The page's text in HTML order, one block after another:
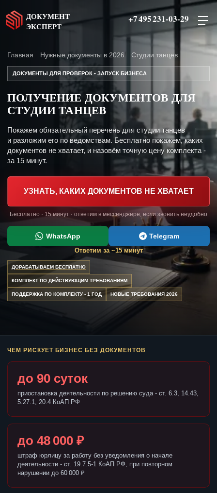
ДОКУМЕНТ
ЭКСПЕРТ
+7 495 231-03-29
Главная Нужные документы в 2026 Студии танцев
ДОКУМЕНТЫ ДЛЯ ПРОВЕРОК • ЗАПУСК БИЗНЕСА
ПОЛУЧЕНИЕ ДОКУМЕНТОВ ДЛЯ
СТУДИИ ТАНЦЕВ
Покажем обязательный перечень для студии танцев
и разложим его по ведомствам. Бесплатно покажем, каких
документов не хватает, и назовём точную цену комплекта -
за 15 минут.
УЗНАТЬ, КАКИХ ДОКУМЕНТОВ НЕ ХВАТАЕТ
Бесплатно · 15 минут · ответим в мессенджере, если звонить неудобно
WhatsApp Telegram
Ответим за ~15 минут
ДОРАБАТЫВАЕМ БЕСПЛАТНО
КОМПЛЕКТ ПО ДЕЙСТВУЮЩИМ ТРЕБОВАНИЯМ
ПОДДЕРЖКА ПО КОМПЛЕКТУ - 1 ГОД НОВЫЕ ТРЕБОВАНИЯ 2026
ЧЕМ РИСКУЕТ БИЗНЕС БЕЗ ДОКУМЕНТОВ
до 90 суток
приостановка деятельности по решению суда - ст. 6.3, 14.43,
5.27.1, 20.4 КоАП РФ
до 48 000 ₽
штраф юрлицу за работу без уведомления о начале
деятельности - ст. 19.7.5-1 КоАП РФ, при повторном
нарушении до 60 000 ₽